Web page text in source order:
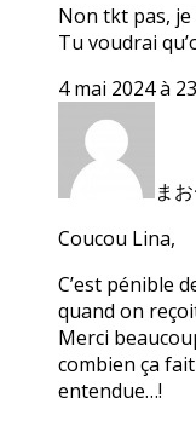
Non tkt pas, je
Tu voudrai
4 mai 2024 à
ま
Coucou Lina,
C’est pénible
quand on
Merci
combien ça
entendue…!